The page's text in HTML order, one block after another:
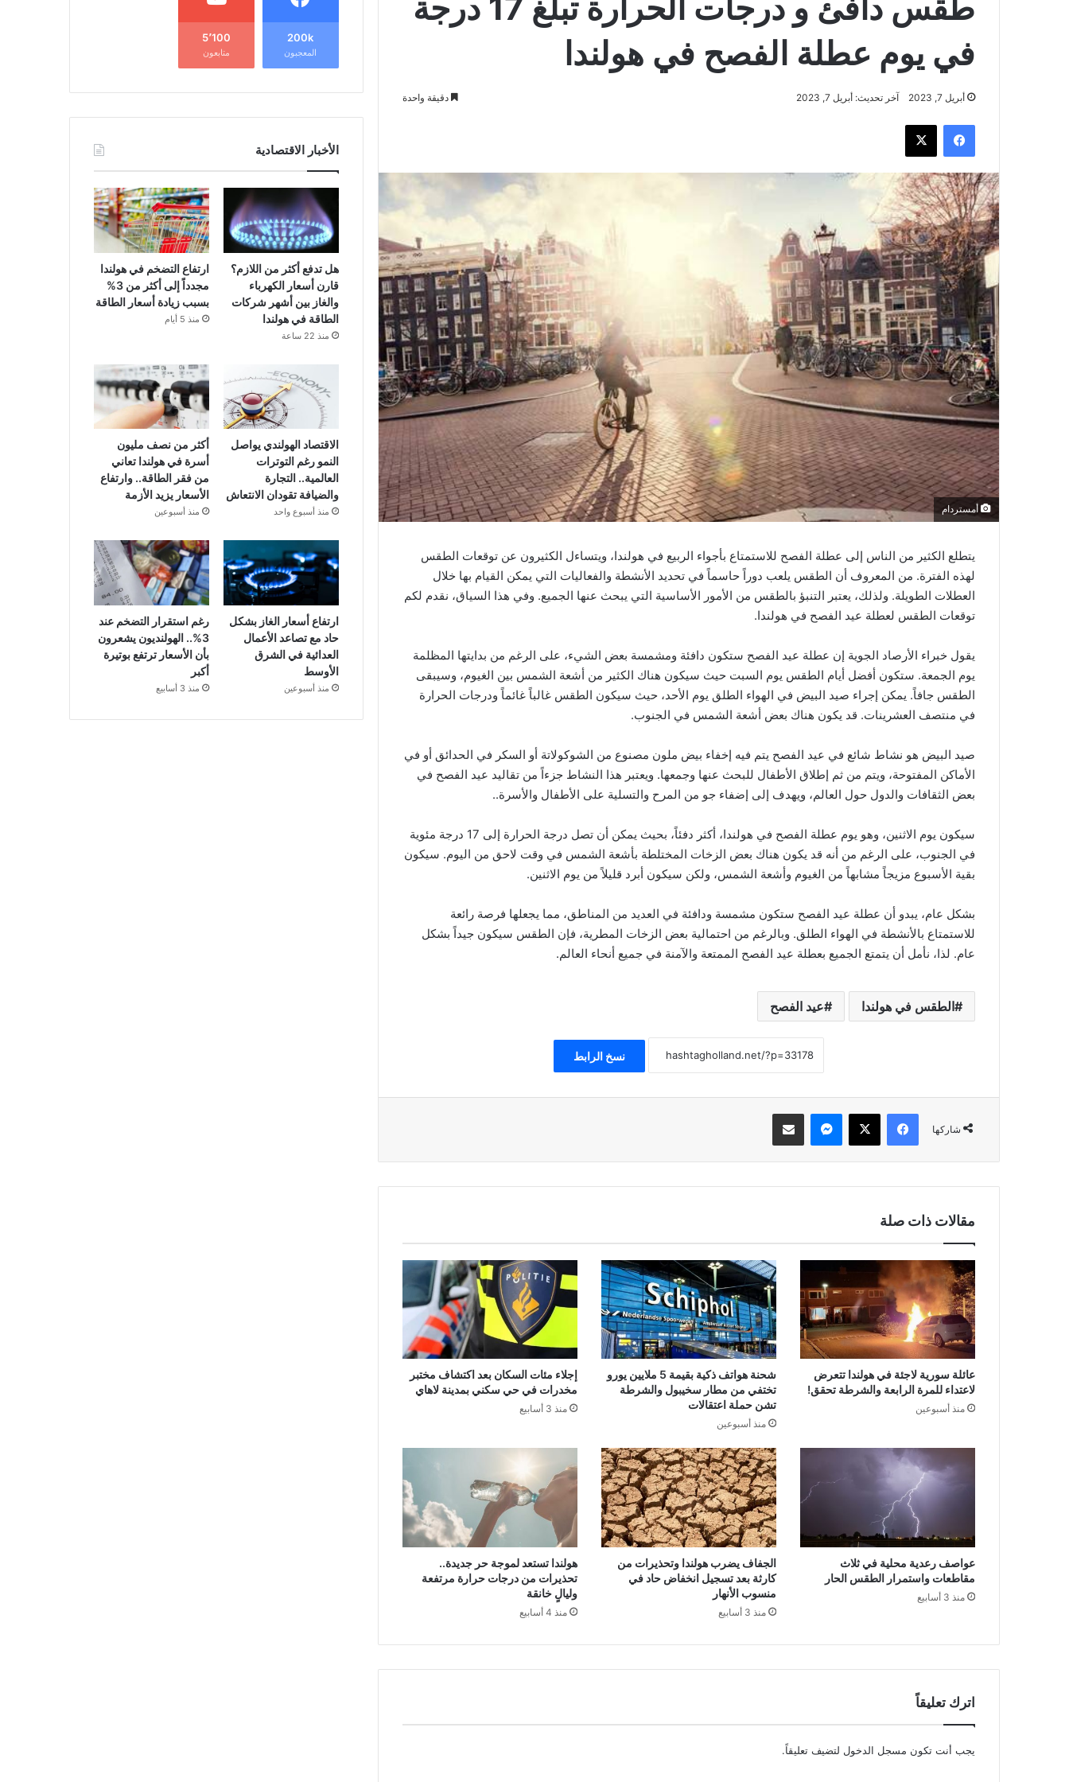
طقس دافئ و درجات الحرارة تبلغ 17 درجة
في يوم عطلة الفصح في هولندا
أبريل 7, 2023 آخر تحديث: أبريل 7, 2023 دقيقة واحدة
فيسبوك ‫X
أمستردام
يتطلع الكثير من الناس إلى عطلة الفصح للاستمتاع بأجواء الربيع في هولندا، ويتساءل الكثيرون عن توقعات الطقس
لهذه الفترة. من المعروف أن الطقس يلعب دوراً حاسماً في تحديد الأنشطة والفعاليات التي يمكن القيام بها خلال
العطلات الطويلة. ولذلك، يعتبر التنبؤ بالطقس من الأمور الأساسية التي يبحث عنها الجميع. وفي هذا السياق، نقدم لكم
توقعات الطقس لعطلة عيد الفصح في هولندا.
يقول خبراء الأرصاد الجوية إن عطلة عيد الفصح ستكون دافئة ومشمسة بعض الشيء، على الرغم من بدايتها المظلمة
يوم الجمعة. ستكون أفضل أيام الطقس يوم السبت حيث سيكون هناك الكثير من أشعة الشمس بين الغيوم، وسيبقى
الطقس جافاً. يمكن إجراء صيد البيض في الهواء الطلق يوم الأحد، حيث سيكون الطقس غالباً غائماً ودرجات الحرارة
في منتصف العشرينات. قد يكون هناك بعض أشعة الشمس في الجنوب.
صيد البيض هو نشاط شائع في عيد الفصح يتم فيه إخفاء بيض ملون مصنوع من الشوكولاتة أو السكر في الحدائق أو في
الأماكن المفتوحة، ويتم من ثم إطلاق الأطفال للبحث عنها وجمعها. ويعتبر هذا النشاط جزءاً من تقاليد عيد الفصح في
بعض الثقافات والدول حول العالم، ويهدف إلى إضفاء جو من المرح والتسلية على الأطفال والأسرة..
سيكون يوم الاثنين، وهو يوم عطلة الفصح في هولندا، أكثر دفئاً، بحيث يمكن أن تصل درجة الحرارة إلى 17 درجة مئوية
في الجنوب، على الرغم من أنه قد يكون هناك بعض الزخات المختلطة بأشعة الشمس في وقت لاحق من اليوم. سيكون
بقية الأسبوع مزيجاً مشابهاً من الغيوم وأشعة الشمس، ولكن سيكون أبرد قليلاً من يوم الاثنين.
بشكل عام، يبدو أن عطلة عيد الفصح ستكون مشمسة ودافئة في العديد من المناطق، مما يجعلها فرصة رائعة
للاستمتاع بالأنشطة في الهواء الطلق. وبالرغم من احتمالية بعض الزخات المطرية، فإن الطقس سيكون جيداً بشكل
عام. لذا، نأمل أن يتمتع الجميع بعطلة عيد الفصح الممتعة والآمنة في جميع أنحاء العالم.
الطقس في هولندا عيد الفصح
نسخ الرابط
شاركها
فيسبوك ‫X ماسنجر مشاركة عبر البريد
مقالات ذات صلة
عائلة سورية لاجئة في هولندا تتعرض
لاعتداء للمرة الرابعة والشرطة تحقق!
منذ أسبوعين
شحنة هواتف ذكية بقيمة 5 ملايين يورو
تختفي من مطار سخيبول والشرطة
تشن حملة اعتقالات
منذ أسبوعين
إجلاء مئات السكان بعد اكتشاف مختبر
مخدرات في حي سكني بمدينة لاهاي
منذ 3 أسابيع
عواصف رعدية محلية في ثلاث
مقاطعات واستمرار الطقس الحار
منذ 3 أسابيع
الجفاف يضرب هولندا وتحذيرات من
كارثة بعد تسجيل انخفاض حاد في
منسوب الأنهار
منذ 3 أسابيع
هولندا تستعد لموجة حر جديدة..
تحذيرات من درجات حرارة مرتفعة
وليالٍ خانقة
منذ 4 أسابيع
اترك تعليقاً
يجب أنت تكون مسجل الدخول لتضيف تعليقاً.
200k
المعجبون
5٬100
متابعون
الأخبار الاقتصادية
هل تدفع أكثر من اللازم؟
قارن أسعار الكهرباء
والغاز بين أشهر شركات
الطاقة في هولندا
منذ 22 ساعة
ارتفاع التضخم في هولندا
مجدداً إلى أكثر من 3%
بسبب زيادة أسعار الطاقة
منذ 5 أيام
الاقتصاد الهولندي يواصل
النمو رغم التوترات
العالمية.. التجارة
والضيافة تقودان الانتعاش
منذ أسبوع واحد
أكثر من نصف مليون
أسرة في هولندا تعاني
من فقر الطاقة.. وارتفاع
الأسعار يزيد الأزمة
منذ أسبوعين
ارتفاع أسعار الغاز بشكل
حاد مع تصاعد الأعمال
العدائية في الشرق
الأوسط
منذ أسبوعين
رغم استقرار التضخم عند
3%.. الهولنديون يشعرون
بأن الأسعار ترتفع بوتيرة
أكبر
منذ 3 أسابيع